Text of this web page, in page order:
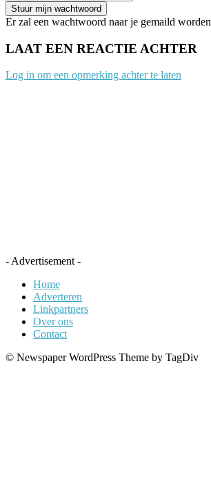
Er zal een wachtwoord naar je gemaild worden
LAAT EEN REACTIE ACHTER
Log in om een opmerking achter te laten
- Advertisement -
Home
Adverteren
Linkpartners
Over ons
Contact
© Newspaper WordPress Theme by TagDiv